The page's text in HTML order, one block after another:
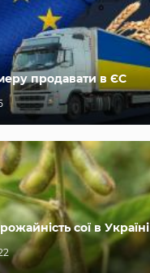
продавати в ЄС
сої в Україні